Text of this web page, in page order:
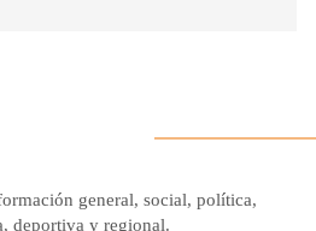
general, social, política,
deportiva y regional.